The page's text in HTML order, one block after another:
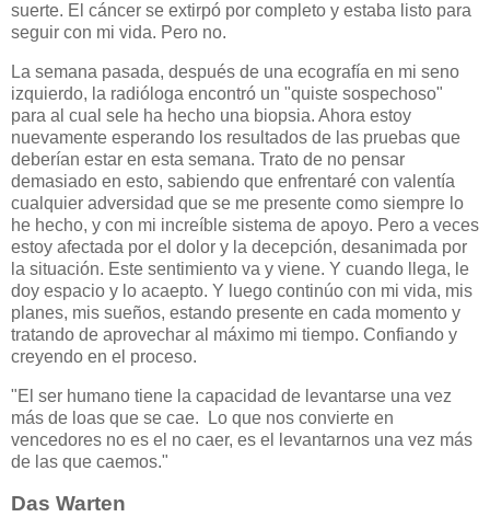
suerte. El cáncer se extirpó por completo y estaba listo para
seguir con mi vida. Pero no.
La semana pasada, después de una ecografía en mi seno
izquierdo, la radióloga encontró un "quiste sospechoso"
para al cual sele ha hecho una biopsia. Ahora estoy
nuevamente esperando los resultados de las pruebas que
deberían estar en esta semana. Trato de no pensar
demasiado en esto, sabiendo que enfrentaré con valentía
cualquier adversidad que se me presente como siempre lo
he hecho, y con mi increíble sistema de apoyo. Pero a veces
estoy afectada por el dolor y la decepción, desanimada por
la situación. Este sentimiento va y viene. Y cuando llega, le
doy espacio y lo acaepto. Y luego continúo con mi vida, mis
planes, mis sueños, estando presente en cada momento y
tratando de aprovechar al máximo mi tiempo. Confiando y
creyendo en el proceso.
"El ser humano tiene la capacidad de levantarse una vez
más de loas que se cae. Lo que nos convierte en
vencedores no es el no caer, es el levantarnos una vez más
de las que caemos."
Das Warten